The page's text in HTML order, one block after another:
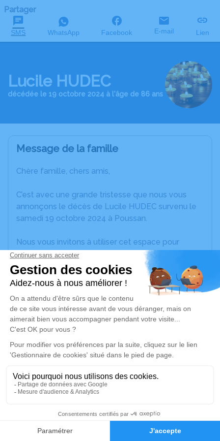
Faire-part Hommages
Partager
SMS WhatsApp Facebook E-mail Lien
Lucile HUDEC
décédée le 19 octobre 2024 à l'âge de 86 ans
Message de la famille
Chère famille, chers amis,
C’est avec une grande tristesse que nous vous
annonçons le décès de Lucile HUDEC survenu le
samedi 19 octobre 2024 à Poussan.
Nous vous invitons à utiliser cet espace pour
laisser vos condoléances, partager des photos
souvenirs, une anecdote ou exprimer vos pensées
à travers des poèmes ou des textes. Cet endroit
est un lieu d'expression dédié à honorer la
mémoire de Lucile HUDEC.
Crémation
mercredi 23 octobre 2024 à 14h15
Crématorium de Sète
81 Boulevard Camille Blanc
Je rends hommage